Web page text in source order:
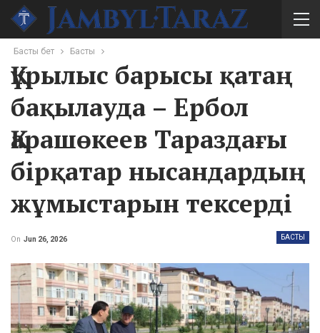
Басты бет Басты
Құрылыс барысы қатаң
бақылауда – Ербол
Қарашөкеев Тараздағы
бірқатар нысандардың
жұмыстарын тексерді
БАСТЫ
On Jun 26, 2026